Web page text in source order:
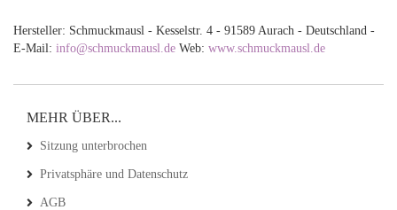
Hersteller: Schmuckmausl - Kesselstr. 4 - 91589 Aurach - Deutschland -
E-Mail: info@schmuckmausl.de Web: www.schmuckmausl.de
MEHR ÜBER...
Sitzung unterbrochen
Privatsphäre und Datenschutz
AGB